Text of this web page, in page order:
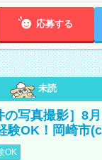
応募する
未読
の写真撮影］8
験OK！岡崎市
OK